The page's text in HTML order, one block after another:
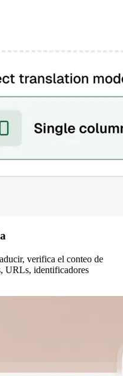
verifica el conteo de
URLs, identificadores